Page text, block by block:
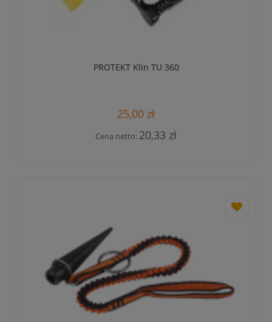
PROTEKT Klin TU 360
25,00 zł
Cena netto: 20,33 zł
dodaj